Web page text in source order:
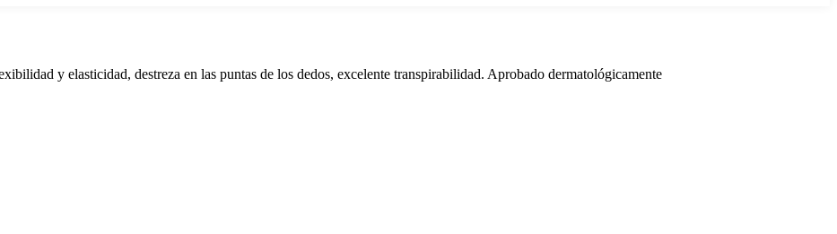
y elasticidad, destreza en las puntas de los dedos, excelente transpirabilidad. Aprobado dermatológicamente